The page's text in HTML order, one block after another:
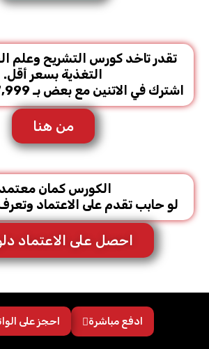
تقدر تاخد كورس التشريح وعلم
التغذية بسعر أقل.
اشترك في الاتنين مع بعض بـ 7,999 بدل 11,250.
من هنا
الكورس كمان
لو حابب تقدم على الاعتماد
احصل على الاعتماد
ادفع مباشرة احجز على